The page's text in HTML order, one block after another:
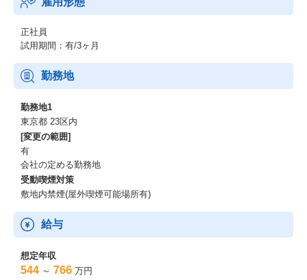
正社員
試用期間：有/3ヶ月
勤務地
勤務地1
東京都 23区内
[変更の範囲]
有
会社の定める勤務地
受動喫煙対策
敷地内禁煙(屋外喫煙可能場所有)
給与
想定年収
544 ～ 766 万円